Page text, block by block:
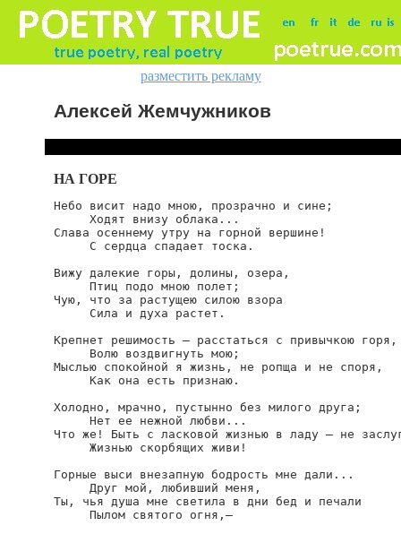
разместить рекламу
Алексей Жемчужников
НА ГОРЕ
Небо висит надо мною, прозрачно и сине;
     Ходят внизу облака...
Слава осеннему утру на горной вершине!
     С сердца спадает тоска.
Вижу далекие горы, долины, озера,
     Птиц подо мною полет;
Чую, что за растущею силою взора
     Сила и духа растет.
Крепнет решимость — расстаться с привычкою
     Волю воздвигнуть мою;
Мыслью спокойной я жизнь, не ропща и не споря,
     Как она есть признаю.
Холодно, мрачно, пустынно без милого друга;
     Нет ее нежной любви...
Что же! Быть с ласковой жизнью в ладу — не
     Жизнью скорбящих живи!
Горные выси внезапную бодрость мне дали...
     Друг мой, любивший меня,
Ты, чья душа мне светила в дни бед и печали
     Пылом святого огня,—